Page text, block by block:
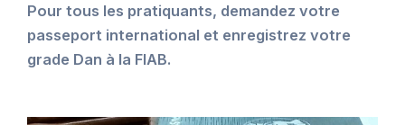
Pour tous les pratiquants, demandez votre
passeport international et enregistrez votre
grade Dan à la FIAB.